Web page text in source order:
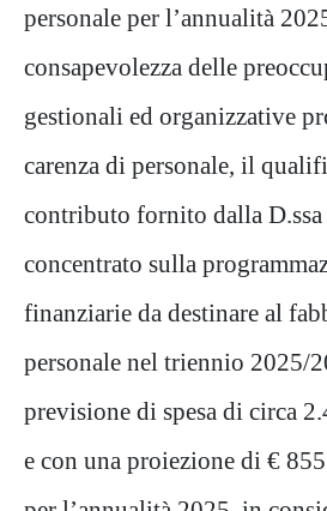
personale per l’annualità
consapevolezza delle
gestionali ed organizzative
carenza di personale, il
contributo fornito dalla
concentrato sulla
finanziarie da destinare al
personale nel triennio 2025/
previsione di spesa di circa
e con una proiezione di €